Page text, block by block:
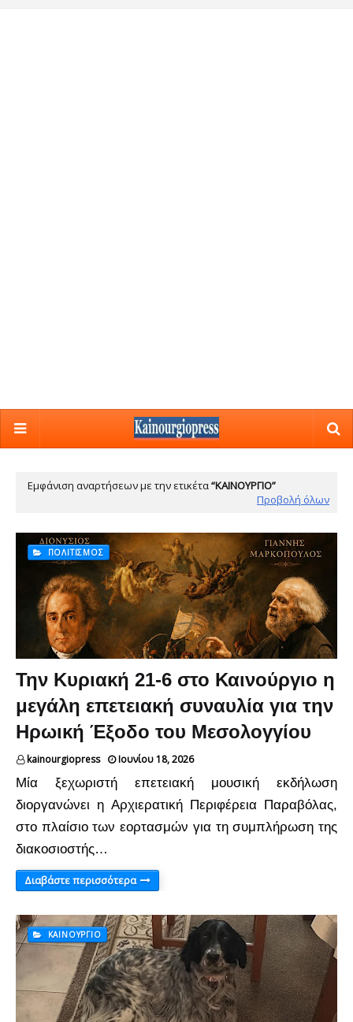
Εμφάνιση αναρτήσεων με την ετικέτα ΚΑΙΝΟΎΡΓΙΟ
Προβολή όλων
ΠΟΛΙΤΙΣΜΌΣ
Την Κυριακή 21-6 στο Καινούργιο η
μεγάλη επετειακή συναυλία για την
Ηρωική Έξοδο του Μεσολογγίου
kainourgiopress Ιουνίου 18, 2026
Μία ξεχωριστή επετειακή μουσική εκδήλωση
διοργανώνει η Αρχιερατική Περιφέρεια Παραβόλας,
στο πλαίσιο των εορτασμών για τη συμπλήρωση της
διακοσιοστής…
Διαβάστε περισσότερα
ΚΑΙΝΟΎΡΓΙΟ